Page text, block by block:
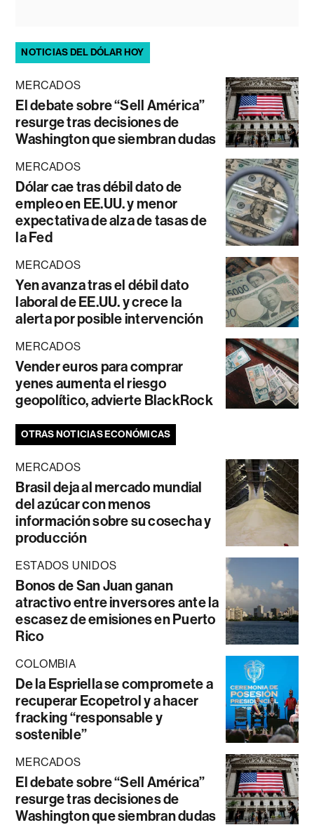
NOTICIAS DEL DÓLAR HOY
MERCADOS
El debate sobre “Sell América”
resurge tras decisiones de
Washington que siembran dudas
MERCADOS
Dólar cae tras débil dato de
empleo en EE.UU. y menor
expectativa de alza de tasas de
la Fed
MERCADOS
Yen avanza tras el débil dato
laboral de EE.UU. y crece la
alerta por posible intervención
MERCADOS
Vender euros para comprar
yenes aumenta el riesgo
geopolítico, advierte BlackRock
OTRAS NOTICIAS ECONÓMICAS
MERCADOS
Brasil deja al mercado mundial
del azúcar con menos
información sobre su cosecha y
producción
ESTADOS UNIDOS
Bonos de San Juan ganan
atractivo entre inversores ante la
escasez de emisiones en Puerto
Rico
COLOMBIA
De la Espriella se compromete a
recuperar Ecopetrol y a hacer
fracking “responsable y
sostenible”
MERCADOS
El debate sobre “Sell América”
resurge tras decisiones de
Washington que siembran dudas